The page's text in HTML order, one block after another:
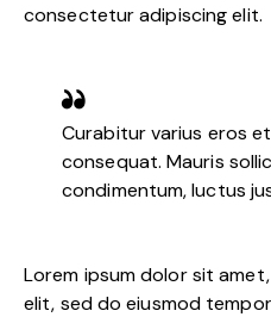
consectetur adipiscing elit.
Curabitur varius eros
consequat. Mauris
condimentum, luctus
Lorem ipsum dolor sit
elit, sed do eiusmod